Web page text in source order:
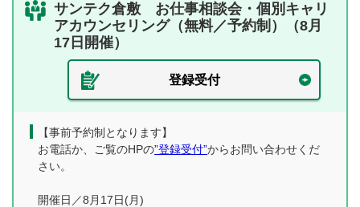
サンテク倉敷 お仕事相談会・個別キャリ
アカウンセリング（無料／予約制）（8月
17日開催）
登録受付
【事前予約制となります】
お電話か、ご覧のHPの”登録受付”からお問い合わせくだ
さい。
開催日／8月17日(月)